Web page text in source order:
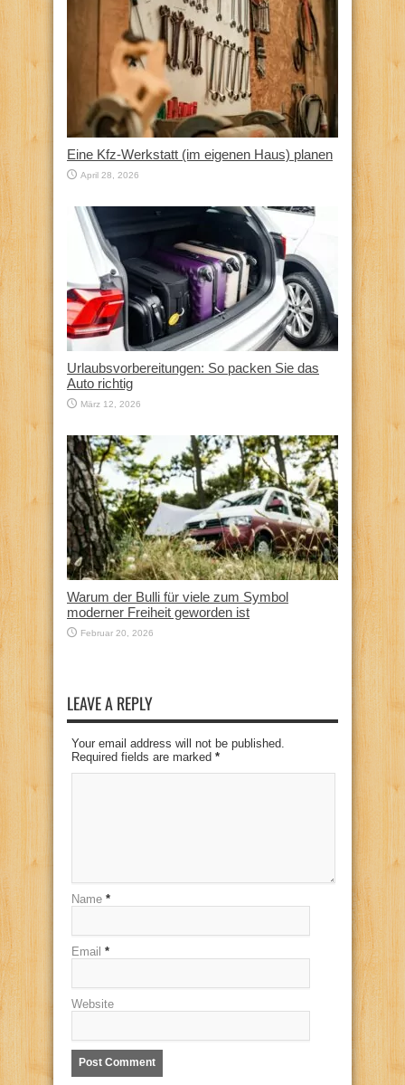
Eine Kfz‑Werkstatt (im eigenen Haus) planen
April 28, 2026
Urlaubsvorbereitungen: So packen Sie das
Auto richtig
März 12, 2026
Warum der Bulli für viele zum Symbol
moderner Freiheit geworden ist
Februar 20, 2026
LEAVE A REPLY
Your email address will not be published.
Required fields are marked *
Name *
Email *
Website